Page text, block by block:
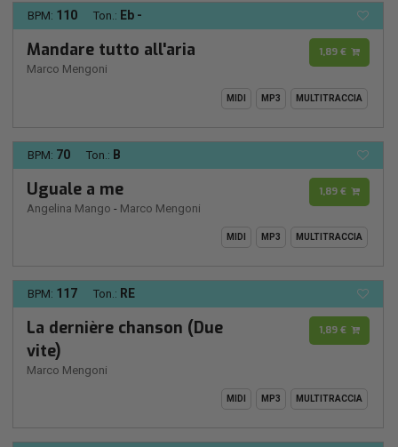
BPM: 110 Ton.: Eb -
Mandare tutto all'aria
Marco Mengoni
1,89 €
MIDI MP3 MULTITRACCIA
BPM: 70 Ton.: B
Uguale a me
Angelina Mango - Marco Mengoni
1,89 €
MIDI MP3 MULTITRACCIA
BPM: 117 Ton.: RE
La dernière chanson (Due
vite)
Marco Mengoni
1,89 €
MIDI MP3 MULTITRACCIA